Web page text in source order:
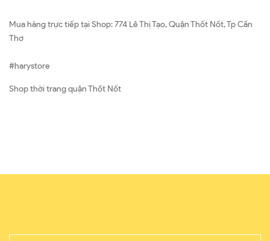
Mua hàng trực tiếp tại Shop: 774 Lê Thị Tạo, Quận Thốt Nốt, Tp Cần
Thơ
#harystore
Shop thời trang quận Thốt Nốt